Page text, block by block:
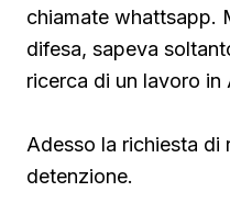
chiamate whattsapp.
difesa, sapeva
ricerca di un lavoro in
Adesso la richiesta di
detenzione.